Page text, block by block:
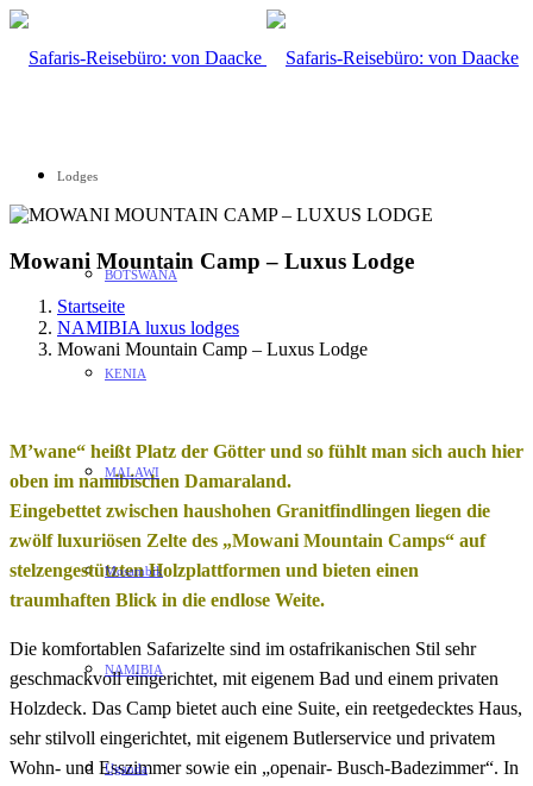
Lodges
BOTSWANA
KENIA
MALAWI
Mosambik
NAMIBIA
Uganda
Mowani Mountain Camp – Luxus Lodge
Startseite
NAMIBIA luxus lodges
Mowani Mountain Camp – Luxus Lodge
M’wane“ heißt Platz der Götter und so fühlt man sich auch hier
oben im namibischen Damaraland.
Eingebettet zwischen haushohen Granitfindlingen liegen die
zwölf luxuriösen Zelte des „Mowani Mountain Camps“ auf
stelzengestützten Holzplattformen und bieten einen
traumhaften Blick in die endlose Weite.
Die komfortablen Safarizelte sind im ostafrikanischen Stil sehr
geschmackvoll eingerichtet, mit eigenem Bad und einem privaten
Holzdeck. Das Camp bietet auch eine Suite, ein reetgedecktes Haus,
sehr stilvoll eingerichtet, mit eigenem Butlerservice und privatem
Wohn- und Esszimmer sowie ein „openair- Busch-Badezimmer“. In